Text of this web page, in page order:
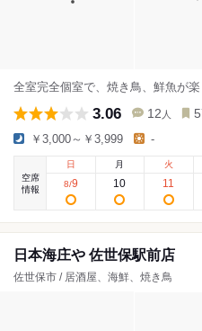
全室完全個室で、焼き鳥、鮮魚が
3.06 12 人
￥3,000～￥3,999 -
空席
情報
日
8/9
月
10
火
11
日本海庄や 佐世保駅前店
佐世保市 / 居酒屋、海鮮、焼き鳥